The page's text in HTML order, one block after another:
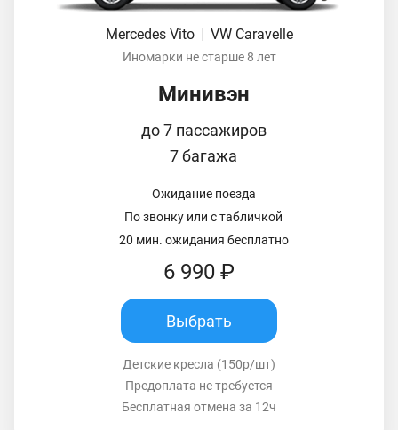
Mercedes Vito VW Caravelle
Иномарки не старше 8 лет
Минивэн
до 7 пассажиров
7 багажа
Ожидание поезда
По звонку или с табличкой
20 мин. ожидания бесплатно
6 990 ₽
Выбрать
Детские кресла (150р/шт)
Предоплата не требуется
Бесплатная отмена за 12ч